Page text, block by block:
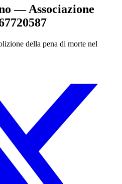
— Associazione
della pena di morte nel